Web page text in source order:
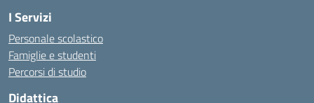
I Servizi
Personale scolastico
Famiglie e studenti
Percorsi di studio
Didattica